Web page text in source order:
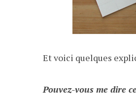
Et voici quelques
Pouvez-vous me dire